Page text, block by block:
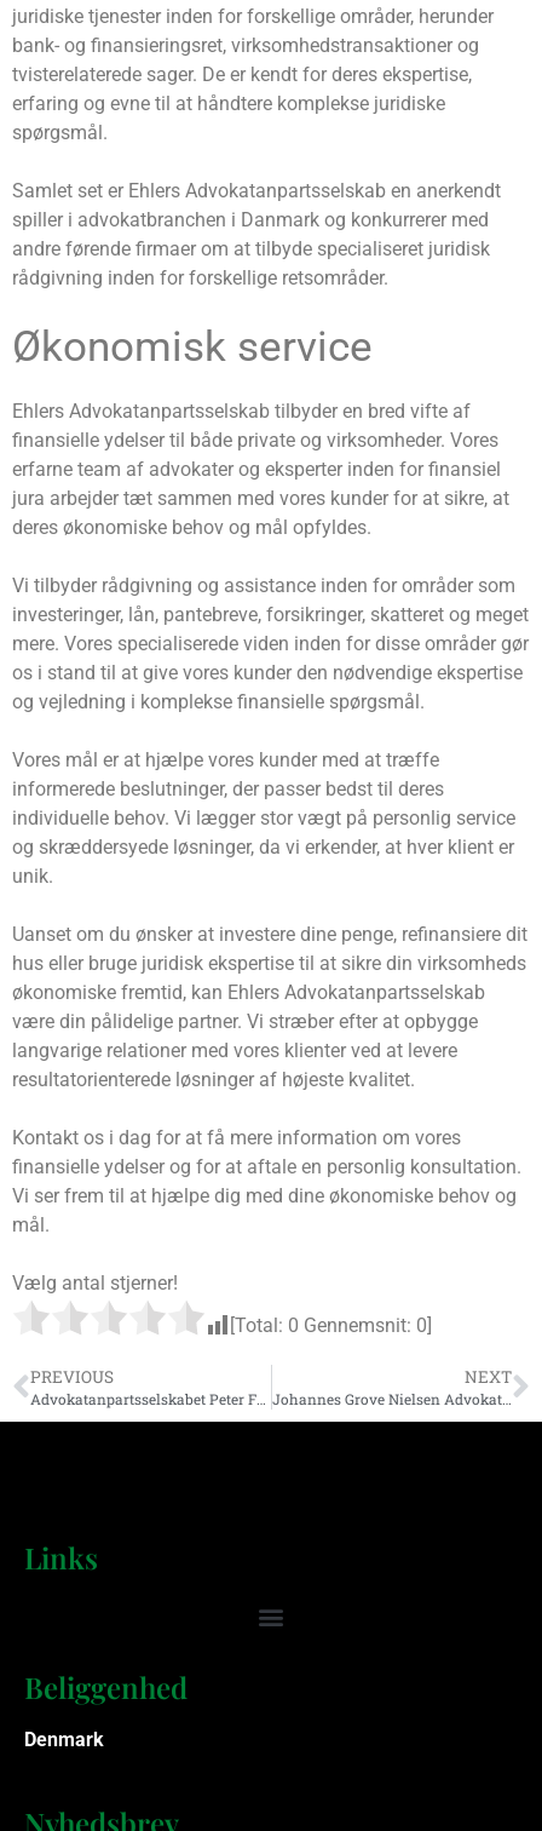
juridiske tjenester inden for forskellige områder, herunder
bank- og finansieringsret, virksomhedstransaktioner og
tvisterelaterede sager. De er kendt for deres ekspertise,
erfaring og evne til at håndtere komplekse juridiske
spørgsmål.
Samlet set er Ehlers Advokatanpartsselskab en anerkendt
spiller i advokatbranchen i Danmark og konkurrerer med
andre førende firmaer om at tilbyde specialiseret juridisk
rådgivning inden for forskellige retsområder.
Økonomisk service
Ehlers Advokatanpartsselskab tilbyder en bred vifte af
finansielle ydelser til både private og virksomheder. Vores
erfarne team af advokater og eksperter inden for finansiel
jura arbejder tæt sammen med vores kunder for at sikre, at
deres økonomiske behov og mål opfyldes.
Vi tilbyder rådgivning og assistance inden for områder som
investeringer, lån, pantebreve, forsikringer, skatteret og meget
mere. Vores specialiserede viden inden for disse områder gør
os i stand til at give vores kunder den nødvendige ekspertise
og vejledning i komplekse finansielle spørgsmål.
Vores mål er at hjælpe vores kunder med at træffe
informerede beslutninger, der passer bedst til deres
individuelle behov. Vi lægger stor vægt på personlig service
og skræddersyede løsninger, da vi erkender, at hver klient er
unik.
Uanset om du ønsker at investere dine penge, refinansiere dit
hus eller bruge juridisk ekspertise til at sikre din virksomheds
økonomiske fremtid, kan Ehlers Advokatanpartsselskab
være din pålidelige partner. Vi stræber efter at opbygge
langvarige relationer med vores klienter ved at levere
resultatorienterede løsninger af højeste kvalitet.
Kontakt os i dag for at få mere information om vores
finansielle ydelser og for at aftale en personlig konsultation.
Vi ser frem til at hjælpe dig med dine økonomiske behov og
mål.
Vælg antal stjerner!
[Total: 0 Gennemsnit: 0
PREVIOUS
Advokatanpartsselskabet Peter Fredslund
NEXT
Johannes Grove Nielsen Advokatanpartsselskab
Links
Beliggenhed
Denmark
Nyhedsbrev